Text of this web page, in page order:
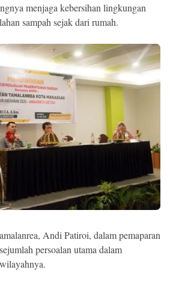
menjaga kebersihan lingkungan
sampah sejak dari rumah.
Andi Patiroi, dalam pemaparan
persoalan utama dalam